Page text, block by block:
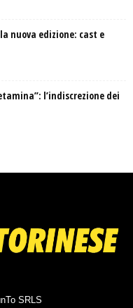
nuova edizione: cast e
l’indiscrezione dei
SRLS